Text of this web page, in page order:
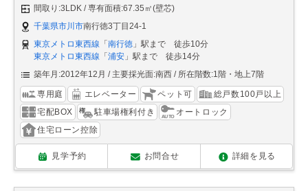
間取り:3LDK
専有面積:67.35㎡(壁芯)
千葉県市川市南行徳3丁目24-1
東京メトロ東西線 「 南行徳 」駅まで 徒歩10分
東京メトロ東西線 「 浦安 」駅まで 徒歩14分
築年月:2012年12月
主要採光面:南西 所在階数:1階・地上7階
専用庭 エレベーター ペット可
総戸数100戸以上
宅配BOX
駐車場権利付き
オートロック
住宅ローン控除
見学予約 お問合せ 詳細を見る